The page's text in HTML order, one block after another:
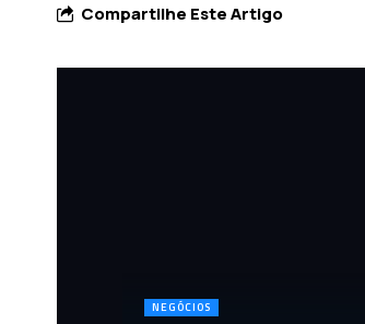
Compartilhe Este Artigo
NEGÓCIOS